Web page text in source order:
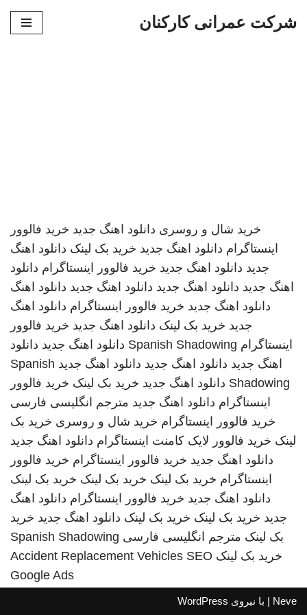
شرکت عمرانی کارکنان
خرید شال و روسری دانلود اهنگ جدید خرید فالوور
اینستاگرام دانلود اهنگ جدید خرید بک لینک دانلود اهنگ
جدید دانلود اهنگ جدید خرید فالوور اینستاگرام دانلود
اهنگ جدید دانلود اهنگ جدید دانلود اهنگ جدید دانلود اهنگ
دانلود اهنگ جدید خرید فالوور اینستاگرام دانلود اهنگ
جدید خرید بک لینک دانلود اهنگ جدید خرید فالوور
اینستاگرام Spanish Shadowing دانلود اهنگ جدید دانلود
اهنگ جدید دانلود اهنگ جدید دانلود اهنگ جدید Spanish
Shadowing دانلود اهنگ جدید خرید بک لینک خرید فالوور
اینستاگرام دانلود اهنگ جدید مترجم انگلیسی فارسی
خرید فالوور اینستاگرام خرید شال و روسری خرید بک
لینک خرید فالوور لایک کامنت اینستاگرام دانلود اهنگ جدید
دانلود اهنگ جدید خرید فالوور اینستاگرام خرید فالوور
اینستاگرام خرید بک لینک خرید بک لینک خرید بک لینک
دانلود اهنگ جدید خرید فالوور اینستاگرام دانلود اهنگ
جدید خرید بک لینک خرید بک لینک دانلود اهنگ جدید خرید
بک لینک مترجم انگلیسی فارسی Spanish Shadowing
خرید بک لینک
Accident Replacement Vehicles SEO
Google Ads
Neve | با نیروی WordPress